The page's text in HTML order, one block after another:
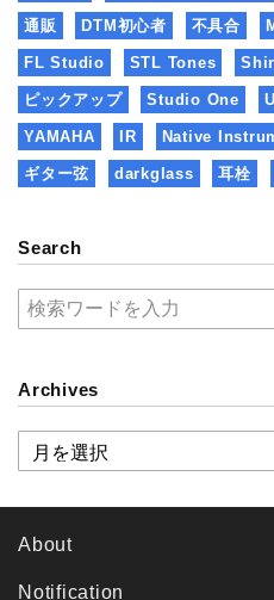
通販 DTM初心者 不具合
FL Studio STL Tones
ピックアップ Studio One
YAMAHA IR Native
ギター弦 darkglass 耳栓
Search
Archives
About
Notification